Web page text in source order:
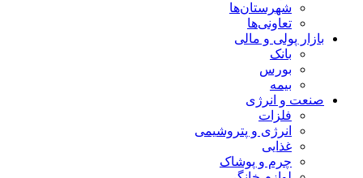
شهرستان‌ها
تعاونی‌ها
بازار پولی و مالی
بانک
بورس
بیمه
صنعت و انرژی
فلزات
انرژی و پتروشیمی
غذایی
چرم و پوشاک